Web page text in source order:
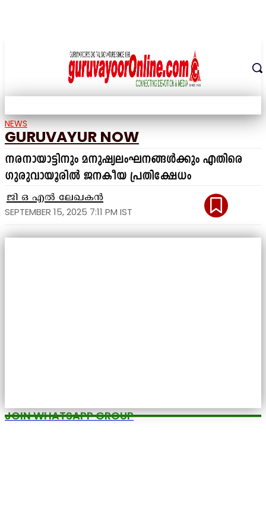
NEWS
GURUVAYUR NOW
നരനായാട്ടിനും മനുഷ്യലംഘനങ്ങൾക്കും എതിരെ
ഗുരുവായൂരിൽ ജനകീയ പ്രതിക്ഷേധം
ജി ഒ എൽ ലേഖകൻ
SEPTEMBER 15, 2025 7:11 PM IST
JOIN WHATSAPP GROUP